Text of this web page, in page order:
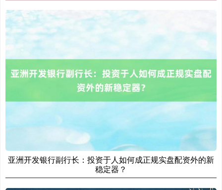
亚洲开发银行副行长：投资于人如何成正规实盘配资外的新
稳定器？